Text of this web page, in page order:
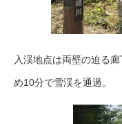
入渓地点は両壁の迫る
め10分で雪渓を通過。